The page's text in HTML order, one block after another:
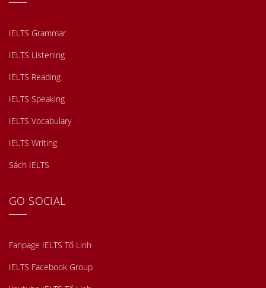
IELTS Grammar
IELTS Listening
IELTS Reading
IELTS Speaking
IELTS Vocabulary
IELTS Writing
Sách IELTS
GO SOCIAL
Fanpage IELTS Tố Linh
IELTS Facebook Group